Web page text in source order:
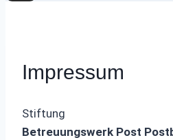
Impressum
Stiftung
Betreuungswerk Post